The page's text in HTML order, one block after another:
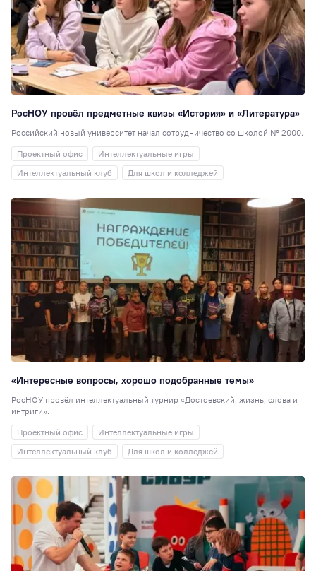
НИ 36
Спортивный клуб
35
80 лет 34
Индустриальное
32
Туризм
27
Книжный клуб
Мисс и Мистер
Гостиничное дело
23
Издательское
Иран
20
Волонтёрский
выпускников
15
Киберспорт
13
Менеджмент 12
Центр
роста 11
РосНОУ провёл предметные квизы «История» и «Литература»
Российский новый университет начал сотрудничество со школой № 2000.
Проектный офис
Интеллектуальные игры
Интеллектуальный клуб
Для школ и колледжей
«Интересные вопросы, хорошо подобранные темы»
РосНОУ провёл интеллектуальный турнир «Достоевский: жизнь, слова и
интриги».
Проектный офис
Интеллектуальные игры
Интеллектуальный клуб
Для школ и колледжей